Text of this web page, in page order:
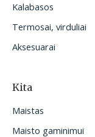
Kalabasos
Termosai, virduliai
Aksesuarai
Kita
Maistas
Maisto gaminimui